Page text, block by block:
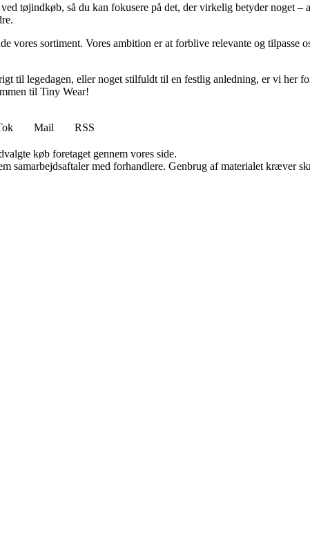
tøjindkøb, så du kan fokusere på det, der virkelig betyder noget –
sortiment. Vores ambition er at forblive relevante og tilpasse
til legedagen, eller noget stilfuldt til en festlig anledning, er vi her
til Tiny Wear!
Mail
RSS
køb foretaget gennem vores side.
samarbejdsaftaler med forhandlere. Genbrug af materialet kræver